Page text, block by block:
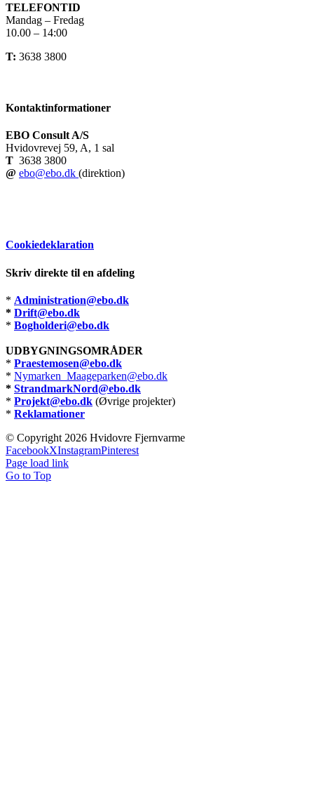
TELEFONTID
Mandag – Fredag
10.00 – 14:00
T: 3638 3800
Kontaktinformationer
EBO Consult A/S
Hvidovrevej 59, A, 1 sal
T 3638 3800
@ ebo@ebo.dk (direktion)
Cookiedeklaration
Skriv direkte til en afdeling
* Administration@ebo.dk
* Drift@ebo.dk
* Bogholderi@ebo.dk
UDBYGNINGSOMRÅDER
* Praestemosen@ebo.dk
* Nymarken_Maageparken@ebo.dk
* StrandmarkNord@ebo.dk
* Projekt@ebo.dk (Øvrige projekter)
* Reklamationer
© Copyright 2026 Hvidovre Fjernvarme
FacebookXInstagramPinterest
Page load link
Go to Top